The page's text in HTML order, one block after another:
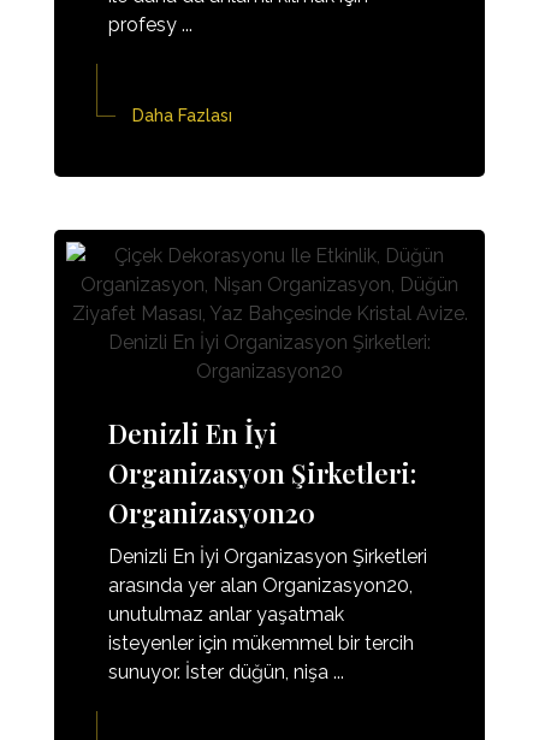
profesy ...
Daha Fazlası
Denizli En İyi
Organizasyon Şirketleri:
Organizasyon20
Denizli En İyi Organizasyon Şirketleri
arasında yer alan Organizasyon20,
unutulmaz anlar yaşatmak
isteyenler için mükemmel bir tercih
sunuyor. İster düğün, nişa ...